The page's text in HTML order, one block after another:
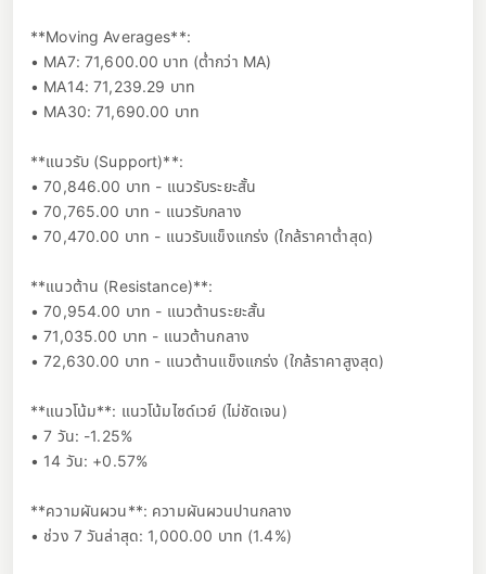
**Moving Averages**:
• MA7: 71,600.00 บาท (ต่ำกว่า MA)
• MA14: 71,239.29 บาท
• MA30: 71,690.00 บาท
**แนวรับ (Support)**:
• 70,846.00 บาท - แนวรับระยะสั้น
• 70,765.00 บาท - แนวรับกลาง
• 70,470.00 บาท - แนวรับแข็งแกร่ง (ใกล้ราคาต่ำสุด)
**แนวต้าน (Resistance)**:
• 70,954.00 บาท - แนวต้านระยะสั้น
• 71,035.00 บาท - แนวต้านกลาง
• 72,630.00 บาท - แนวต้านแข็งแกร่ง (ใกล้ราคาสูงสุด)
**แนวโน้ม**: แนวโน้มไซด์เวย์ (ไม่ชัดเจน)
• 7 วัน: -1.25%
• 14 วัน: +0.57%
**ความผันผวน**: ความผันผวนปานกลาง
• ช่วง 7 วันล่าสุด: 1,000.00 บาท (1.4%)